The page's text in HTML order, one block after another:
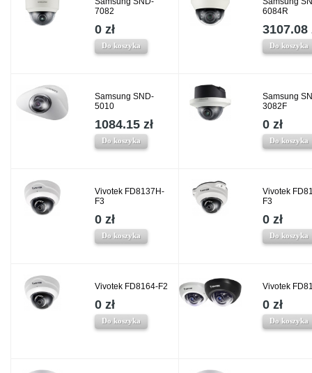
7082
0 zł
Do koszyka
6084R
3107.08
Do koszyka
Samsung SND-
5010
1084.15 zł
Do koszyka
Samsung
3082F
0 zł
Do koszyka
Vivotek FD8137H-
F3
0 zł
Do koszyka
Vivotek
F3
0 zł
Do koszyka
Vivotek FD8164-F2
0 zł
Do koszyka
Vivotek
0 zł
Do koszyka